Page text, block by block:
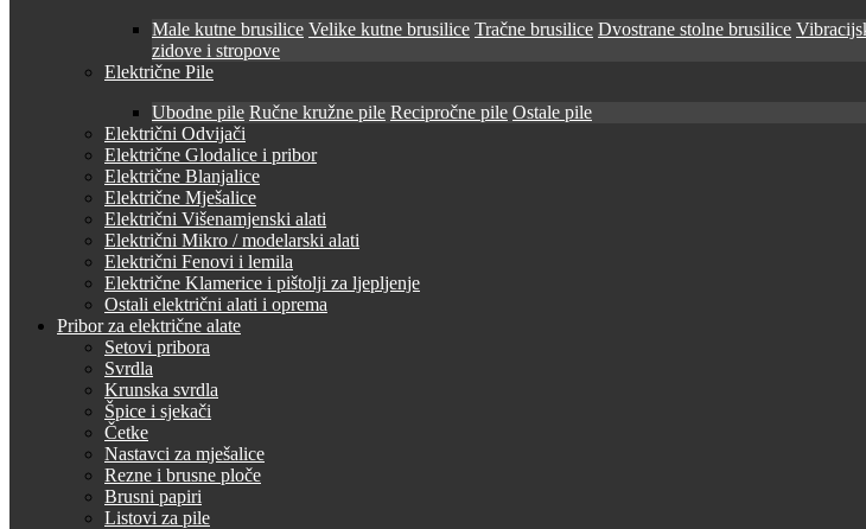
Male kutne brusilice Velike kutne brusilice Tračne brusilice Dvostrane stolne brusilice
zidove i stropove
Električne Pile
Ubodne pile Ručne kružne pile Recipročne pile Ostale pile
Električni Odvijači
Električne Glodalice i pribor
Električne Blanjalice
Električne Mješalice
Električni Višenamjenski alati
Električni Mikro / modelarski alati
Električni Fenovi i lemila
Električne Klamerice i pištolji za ljepljenje
Ostali električni alati i oprema
Pribor za električne alate
Setovi pribora
Svrdla
Krunska svrdla
Špice i sjekači
Četke
Nastavci za mješalice
Rezne i brusne ploče
Brusni papiri
Listovi za pile